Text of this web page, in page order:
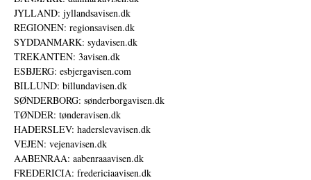
JYLLAND: jyllandsavisen.dk
REGIONEN: regionsavisen.dk
SYDDANMARK: sydavisen.dk
TREKANTEN: 3avisen.dk
ESBJERG: esbjergavisen.com
BILLUND: billundavisen.dk
SØNDERBORG: sønderborgavisen.dk
TØNDER: tønderavisen.dk
HADERSLEV: haderslevavisen.dk
VEJEN: vejenavisen.dk
AABENRAA: aabenraaavisen.dk
FREDERICIA: fredericiaavisen.dk